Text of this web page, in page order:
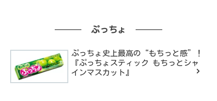
ぷっちょ
ぷっちょ史上最高の“もちっと感”！
『ぷっちょスティック もちっとシャ
インマスカット』